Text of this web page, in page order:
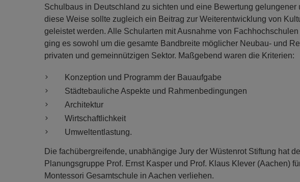
Schulbaus in Deutschland zu sichten und eine Bewertung
diese Weise sollte zugleich ein Beitrag zur Weiterentwicklung von
geleistet werden. Alle Schularten mit Ausnahme von
ging es sowohl um die gesamte Bandbreite möglicher Neubau- und
privaten und gemeinnützigen Sektor. Maßgebend waren die Kriterien:
Konzeption und Programm der Bauaufgabe
Städtebauliche Aspekte und Rahmenbedingungen
Architektur
Wirtschaftlichkeit
Umweltentlastung.
Die fachübergreifende, unabhängige Jury der Wüstenrot Stiftung hat
Planungsgruppe Prof. Ernst Kasper und Prof. Klaus Klever (Aachen)
Montessori Gesamtschule in Aachen verliehen.